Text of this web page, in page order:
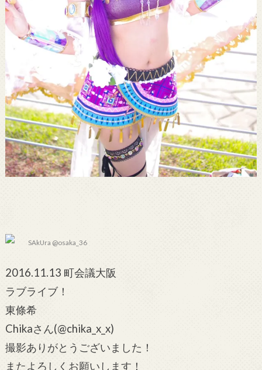
SAkUra @osaka_36
2016.11.13 町会議大阪
ラブライブ！
東條希
Chikaさん(@chika_x_x)
撮影ありがとうございました！
またよろしくお願いします！